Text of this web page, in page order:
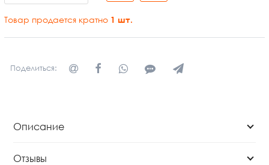
Товар продается кратно 1 шт.
Поделиться:
Описание
Отзывы